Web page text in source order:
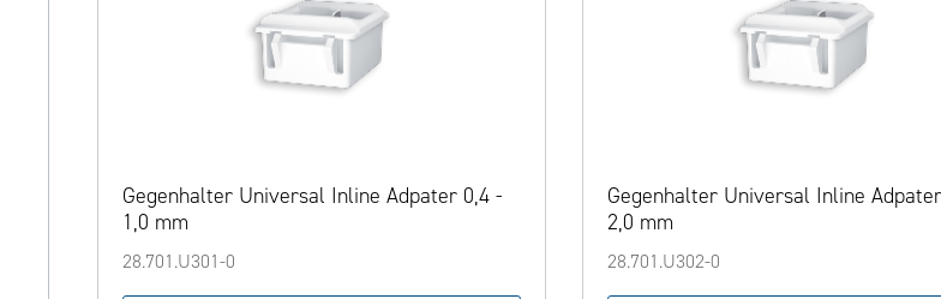
Gegenhalter Universal Inline Adpater 0,4 -
1,0 mm
28.701.U301-0
Gegenhalter Universal Inline
2,0 mm
28.701.U302-0